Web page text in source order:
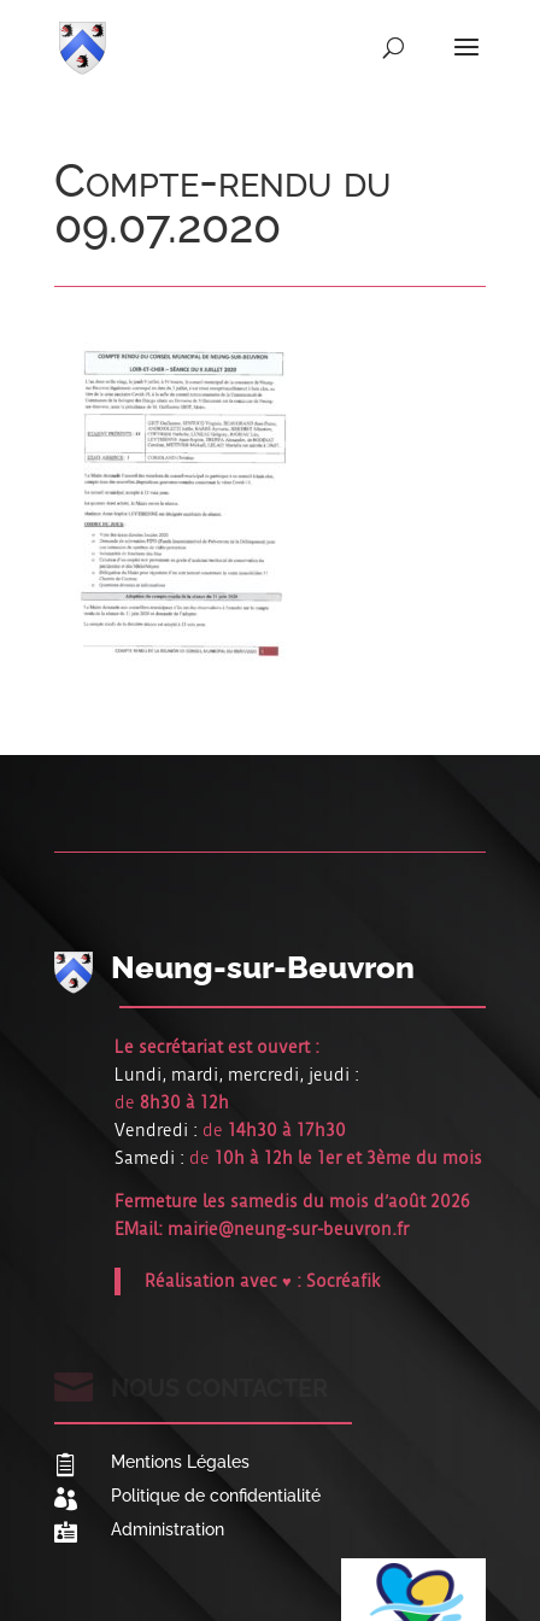
Compte-rendu du
09.07.2020
Neung-sur-Beuvron
Le secrétariat est ouvert :
Lundi, mardi, mercredi, jeudi :
de 8h30 à 12h
Vendredi : de 14h30 à 17h30
Samedi : de 10h à 12h le 1er et 3ème du mois
Fermeture les samedis du mois d’août 2026
EMail: mairie@neung-sur-beuvron.fr
Réalisation avec ♥ : Socréafik

 Mentions Légales
 Politique de confidentialité
 Administration